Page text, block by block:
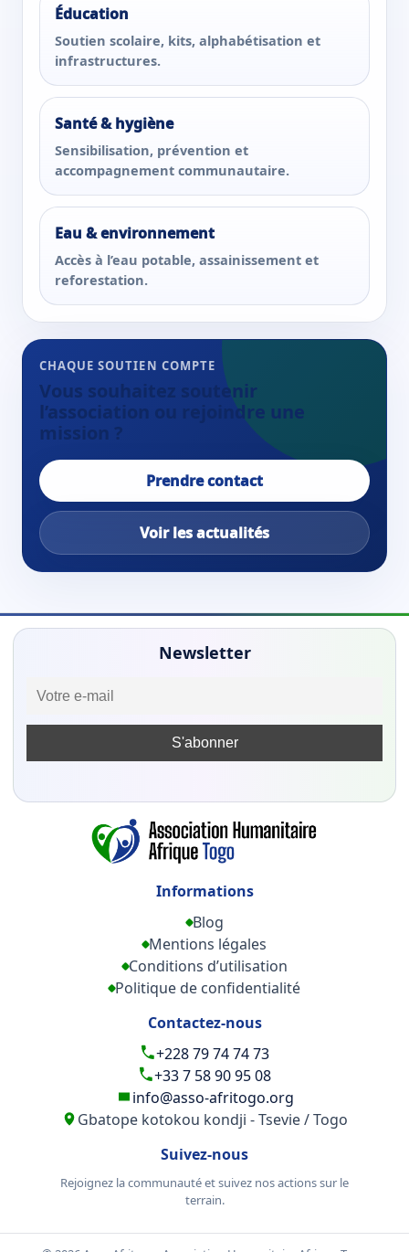
Éducation
Soutien scolaire, kits, alphabétisation et
infrastructures.
Santé & hygiène
Sensibilisation, prévention et
accompagnement communautaire.
Eau & environnement
Accès à l’eau potable, assainissement et
reforestation.
CHAQUE SOUTIEN COMPTE
Vous souhaitez soutenir
l’association ou rejoindre une
mission ?
Prendre contact
Voir les actualités
Newsletter
Informations
Blog
Mentions légales
Conditions d’utilisation
Politique de confidentialité
Contactez-nous
+228 79 74 74 73
+33 7 58 90 95 08
info@asso-afritogo.org
Gbatope kotokou kondji - Tsevie / Togo
Suivez-nous
Rejoignez la communauté et suivez nos actions sur le
terrain.